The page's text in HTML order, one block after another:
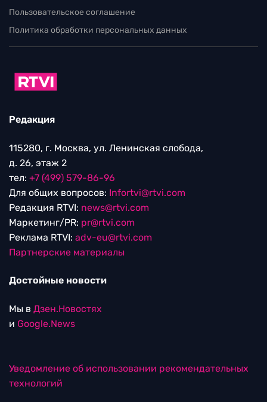
Пользовательское соглашение
Политика обработки персональных данных
Редакция
115280, г. Москва, ул. Ленинская слобода,
д. 26, этаж 2
тел: +7 (499) 579-86-96
Для общих вопросов: Infortvi@rtvi.com
Редакция RTVI: news@rtvi.com
Маркетинг/PR: pr@rtvi.com
Реклама RTVI: adv-eu@rtvi.com
Партнерские материалы
Достойные новости
Мы в Дзен.Новостях
и Google.News
Уведомление об использовании рекомендательных
технологий